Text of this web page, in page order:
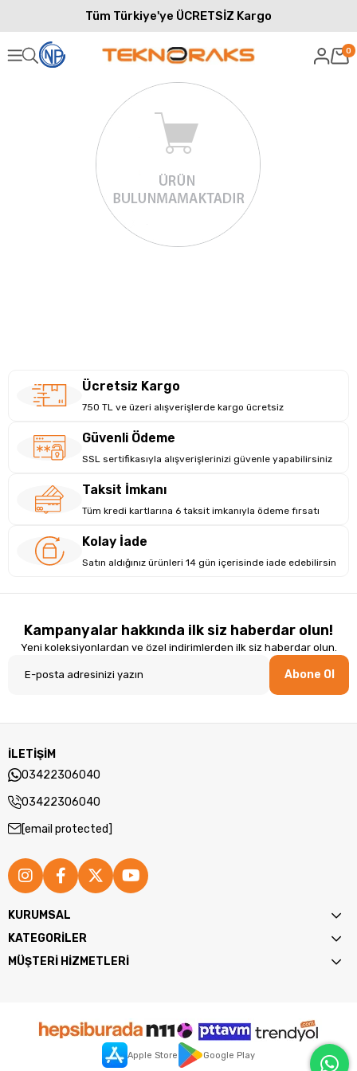
Tüm Türkiye'ye ÜCRETSİZ Kargo
0
Ücretsiz Kargo
750 TL ve üzeri alışverişlerde kargo ücretsiz
Güvenli Ödeme
SSL sertifikasıyla alışverişlerinizi güvenle yapabilirsiniz
Taksit İmkanı
Tüm kredi kartlarına 6 taksit imkanıyla ödeme fırsatı
Kolay İade
Satın aldığınız ürünleri 14 gün içerisinde iade edebilirsin
Kampanyalar hakkında ilk siz haberdar olun!
Yeni koleksiyonlardan ve özel indirimlerden ilk siz haberdar olun.
Abone Ol
İLETİŞİM
03422306040
03422306040
[email protected]
KURUMSAL
KATEGORİLER
MÜŞTERİ HİZMETLERİ
Apple Store Google Play